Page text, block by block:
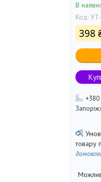
В
Код:
398
товару